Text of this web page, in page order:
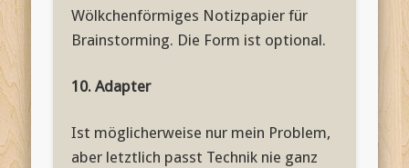
Wölkchenförmiges Notizpapier für
Brainstorming. Die Form ist optional.
10. Adapter
Ist möglicherweise nur mein Problem,
aber letztlich passt Technik nie ganz